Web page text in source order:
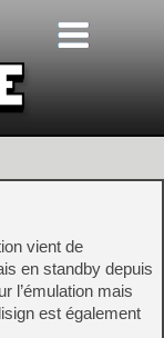
vient de
en standby depuis
l’émulation mais
est également